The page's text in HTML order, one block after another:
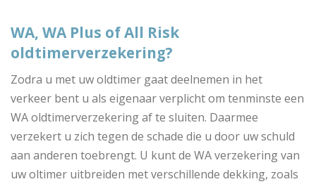
WA, WA Plus of All Risk
oldtimerverzekering?
Zodra u met uw oldtimer gaat deelnemen in het
verkeer bent u als eigenaar verplicht om tenminste een
WA oldtimerverzekering af te sluiten. Daarmee
verzekert u zich tegen de schade die u door uw schuld
aan anderen toebrengt. U kunt de WA verzekering van
uw oltimer uitbreiden met verschillende dekking, zoals